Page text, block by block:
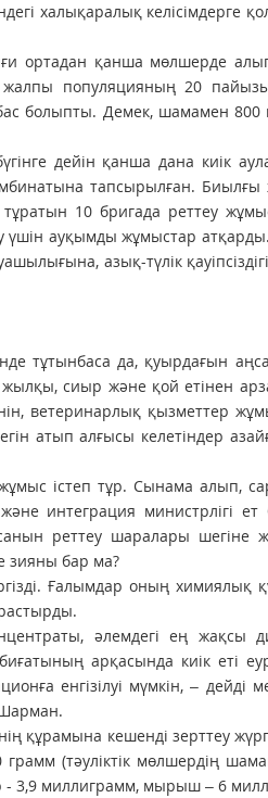
халықаралық келісімдерге
ортадан қанша мөлшерде
популяцияның 20
бас болыпты. Демек, шамамен
дейін қанша дана киік
тапсырылған.
10 бригада реттеу
үшін ауқымды жұмыстар
азық-түлік
тұтынбаса да, қуырдағын
жылқы, сиыр және қой етінен
ветеринарлық қызметтер
атып алғысы келетіндер
істеп тұр. Сынама алып,
интеграция министрлігі ет
реттеу шаралары шегіне
зияны бар ма?
Ғалымдар оның химиялық
әлемдегі ең жақсы
арқасында киік еті
енгізілуі мүмкін, – дейді
құрамына кешенді зерттеу
(тәуліктік мөлшердің
- 3,9 миллиграмм, мырыш – 6